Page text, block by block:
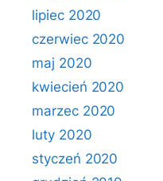
lipiec 2020
czerwiec 2020
maj 2020
kwiecień 2020
marzec 2020
luty 2020
styczeń 2020